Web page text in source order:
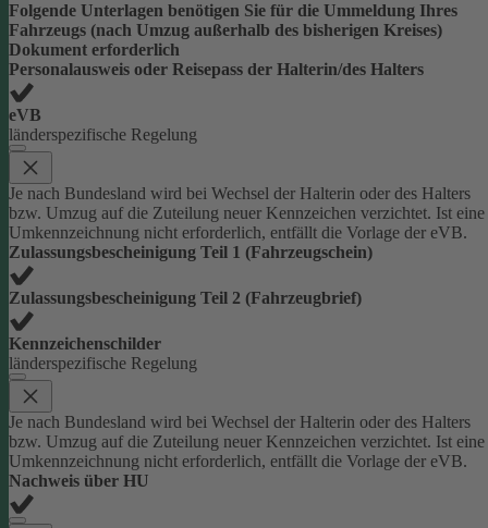
Folgende Unterlagen benötigen Sie für die Ummeldung Ihres
Fahrzeugs (nach Umzug außerhalb des bisherigen Kreises)
Dokument erforderlich
Personalausweis oder Reisepass der Halterin/des Halters
eVB
länderspezifische Regelung
Je nach Bundesland wird bei Wechsel der Halterin oder des Halters
bzw. Umzug auf die Zuteilung neuer Kennzeichen verzichtet. Ist eine
Umkennzeichnung nicht erforderlich, entfällt die Vorlage der eVB.
Zulassungsbescheinigung Teil 1 (Fahrzeugschein)
Zulassungsbescheinigung Teil 2 (Fahrzeugbrief)
Kennzeichenschilder
länderspezifische Regelung
Je nach Bundesland wird bei Wechsel der Halterin oder des Halters
bzw. Umzug auf die Zuteilung neuer Kennzeichen verzichtet. Ist eine
Umkennzeichnung nicht erforderlich, entfällt die Vorlage der eVB.
Nachweis über HU